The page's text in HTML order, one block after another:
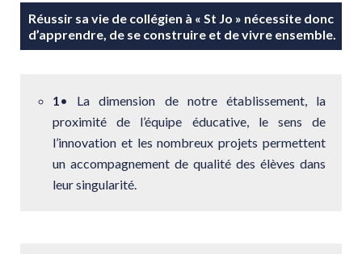
Réussir sa vie de collégien à « St Jo » nécessite donc
d’apprendre, de se construire et de vivre ensemble.
1• La dimension de notre établissement, la
proximité de l’équipe éducative, le sens de
l’innovation et les nombreux projets permettent
un accompagnement de qualité des élèves dans
leur singularité.